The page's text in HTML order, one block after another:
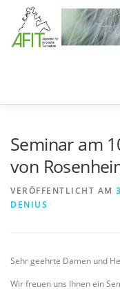
Zum Inhalt springen
Seminar am
von
VERÖFFENTLICHT AM
DENIUS
Sehr geehrte Damen und
Wir freuen uns Ihnen ein